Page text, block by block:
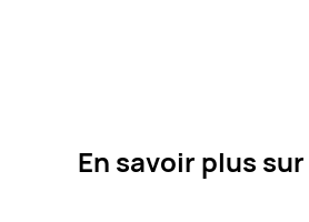
En savoir plus sur